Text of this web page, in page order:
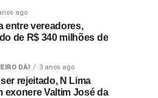
ago
entre vereadores,
de R$ 340 milhões de
DÁ! 3 anos ago
rejeitado, N Lima
exonere Valtim José da